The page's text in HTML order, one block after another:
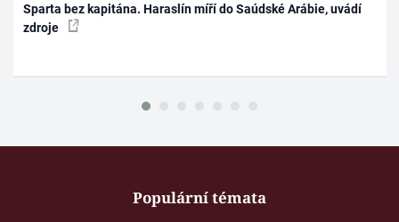
Sparta bez kapitána. Haraslín míří do Saúdské Arábie, uvádí
zdroje
Populární témata